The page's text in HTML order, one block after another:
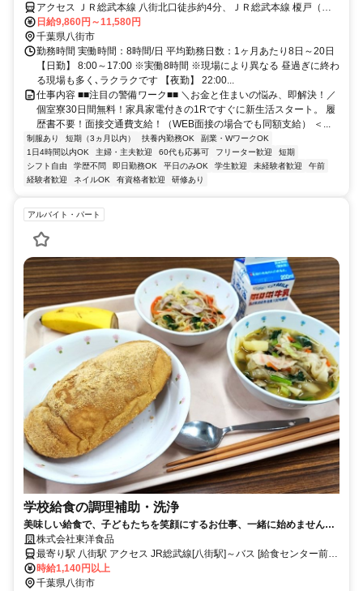
アクセス ＪＲ総武本線 八街北口徒歩約4分、ＪＲ総武本線 榎戸（千
葉県）徒歩約45分、ＪＲ総武本線 日向徒歩約82分 千葉県八街市エリ
ア（八街駅、榎戸駅、南酒々井駅、千葉駅等）
日給9,860円～11,580円
千葉県八街市
勤務時間 実働時間：8時間/日 平均勤務日数：1ヶ月あたり8日～20日
【日勤】 8:00～17:00 ※実働8時間 ※現場により異なる 昼過ぎに終わ
る現場も多く､ラクラクです 【夜勤】 22:00...
仕事内容 ■■注目の警備ワーク■■ ＼お金と住まいの悩み、即解決！／
個室寮30日間無料！家具家電付きの1Rですぐに新生活スタート。 履
歴書不要！面接交通費支給！（WEB面接の場合でも同額支給） ＜...
制服あり 短期（3ヵ月以内） 扶養内勤務OK
副業・WワークOK
1日4時間以内OK
主婦・主夫歓迎 60代も応募可 フリーター歓迎
短期
シフト自由
学歴不問 即日勤務OK 平日のみOK 学生歓迎 未経験者歓迎
午前
経験者歓迎
ネイルOK 有資格者歓迎 研修あり
アルバイト・パート
学校給食の調理補助・洗浄
美味しい給食で、子どもたちを笑顔にするお仕事、一緒に始めません
か?株式会社東洋食品
最寄り駅 八街駅 アクセス JR総武線[八街駅]～バス [給食センター前]
バス停下車スグ ※車通勤可
時給1,140円以上
千葉県八街市